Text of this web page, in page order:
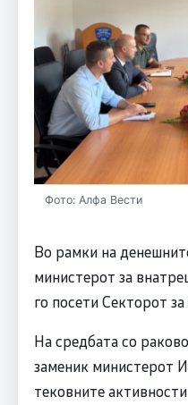
Фото: Алфа Вести
Во рамки на
министерот за
го посети Секторот
На средбата со
заменик министерот
тековните